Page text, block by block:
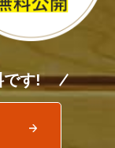
です!